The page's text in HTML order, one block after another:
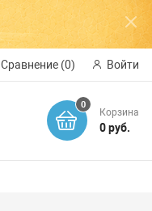
Сравнение (0) Войти
0
Корзина
0 руб.